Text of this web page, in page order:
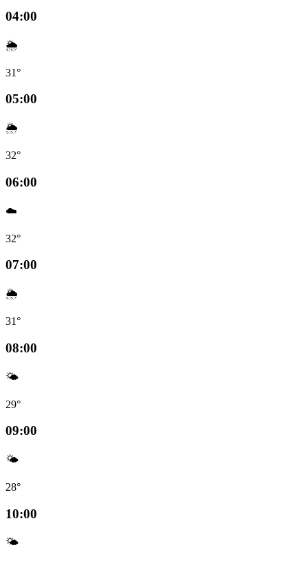
04:00
🌦️
31°
05:00
🌦️
32°
06:00
☁️
32°
07:00
🌦️
31°
08:00
🌤️
29°
09:00
🌤️
28°
10:00
🌤️